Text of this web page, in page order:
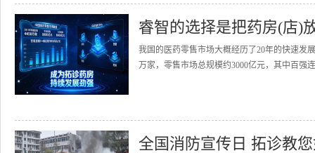
睿智的选择是把药房(店)
我国的医药零售市场大概经历了20年的快速发
万家，零售市场总规模约3000亿元，其中百强
全国消防宣传日 拓诊教